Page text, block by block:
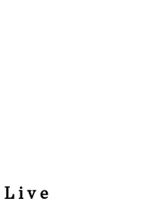
Live